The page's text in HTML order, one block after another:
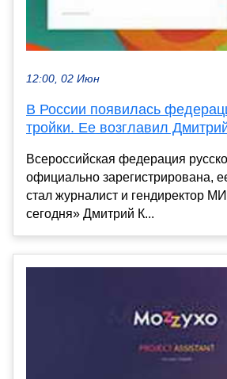
12:00, 02 Июн
В России появилась
тройки. Ее возглавил
Всероссийская федерация
официально зарегистрирована,
стал журналист и гендиректор
сегодня» Дмитрий К...